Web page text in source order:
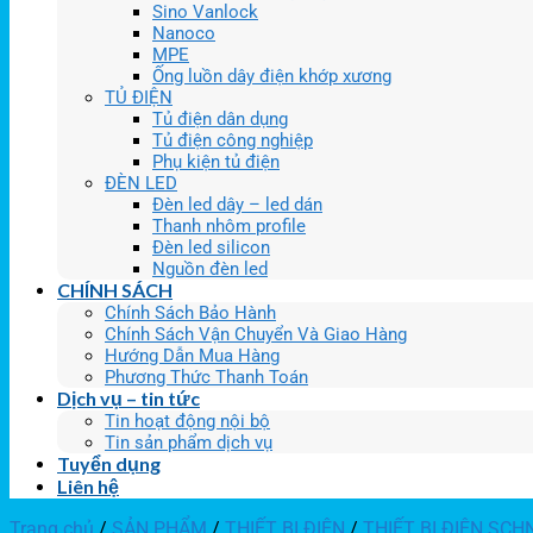
Sino Vanlock
Nanoco
MPE
Ống luồn dây điện khớp xương
TỦ ĐIỆN
Tủ điện dân dụng
Tủ điện công nghiệp
Phụ kiện tủ điện
ĐÈN LED
Đèn led dây – led dán
Thanh nhôm profile
Đèn led silicon
Nguồn đèn led
CHÍNH SÁCH
Chính Sách Bảo Hành
Chính Sách Vận Chuyển Và Giao Hàng
Hướng Dẫn Mua Hàng
Phương Thức Thanh Toán
Dịch vụ – tin tức
Tin hoạt động nội bộ
Tin sản phẩm dịch vụ
Tuyển dụng
Liên hệ